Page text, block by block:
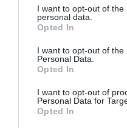
I want to opt-out of the
personal data.
Opted In
I want to opt-out of the
Personal Data.
Opted In
I want to opt-out of
Personal Data for
Opted In
Μπορείτε να
βίντεο που βλέπετε